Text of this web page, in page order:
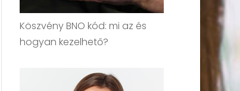
Köszvény BNO kód: mi az és
hogyan kezelhető?